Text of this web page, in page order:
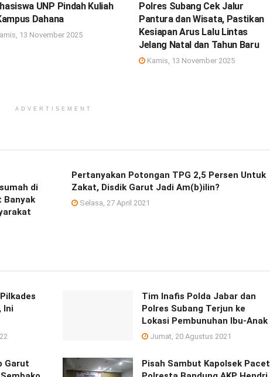
UNP Pindah Kuliah
Dahana
13 November 2025
Polres Subang Cek Jalur
Pantura dan Wisata, Pastikan
Kesiapan Arus Lalu Lintas
Jelang Natal dan Tahun Baru
Kamis, 13 November 2025
ADVERTISEMENT
di
Banyak
Pertanyakan Potongan TPG 2,5 Persen Untuk
Zakat, Disdik Garut Jadi Am(b)ilin?
Selasa, 27 April 2021
Ini
Tim Inafis Polda Jabar dan
Polres Subang Terjun ke
Lokasi Pembunuhan Ibu-Anak
Jumat, 20 Agustus 2021
Garut
Pisah Sambut Kapolsek Pacet